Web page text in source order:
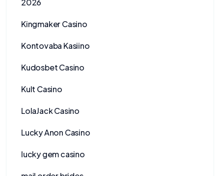
2026
Kingmaker Casino
Kontovaba Kasiino
Kudosbet Casino
Kult Casino
LolaJack Casino
Lucky Anon Casino
lucky gem casino